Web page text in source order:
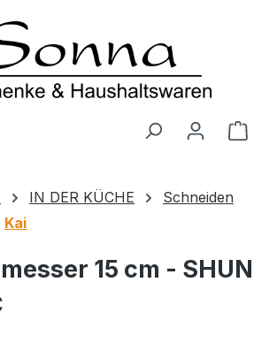
IN DER KÜCHE
Schneiden
Kai
15 cm - SHUN